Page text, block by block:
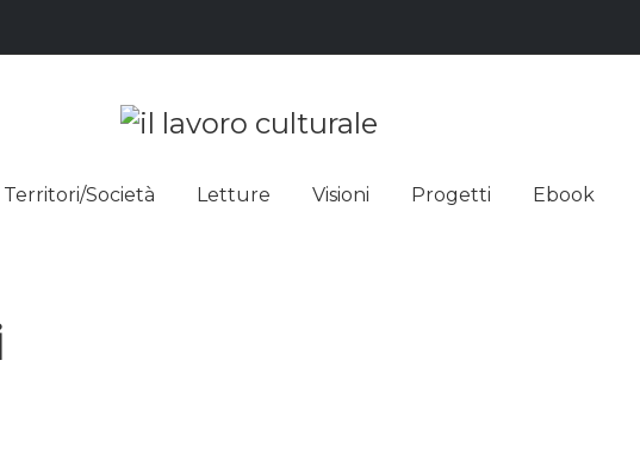
LAVORO
Territori/Società Letture Visioni Progetti Ebook